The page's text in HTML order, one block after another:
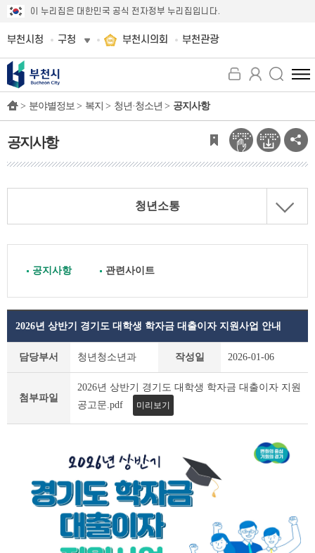
이 누리집은 대한민국 공식 전자정부 누리집입니다.
부천시청 구청 부천시의회 부천관광
전
체
뉴
보
기
> 분야별정보 > 복지 > 청년·청소년 > 공지사항
공지사항
청년소통
공지사항 관련사이트
2026년 상반기 경기도 대학생 학자금 대출이자 지원사업 안내
담당부서 청년청소년과 작성일 2026-01-06
첨부파일
2026년 상반기 경기도 대학생 학자금 대출이자 지원
공고문.pdf
미리보기